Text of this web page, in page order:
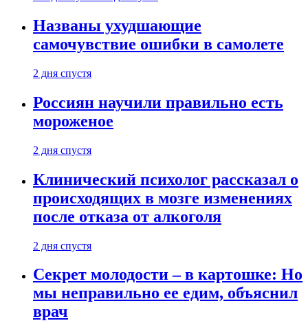
Названы ухудшающие
самочувствие ошибки в самолете
2 дня спустя
Россиян научили правильно есть
мороженое
2 дня спустя
Клинический психолог рассказал о
происходящих в мозге изменениях
после отказа от алкоголя
2 дня спустя
Секрет молодости – в картошке: Но
мы неправильно ее едим, объяснил
врач